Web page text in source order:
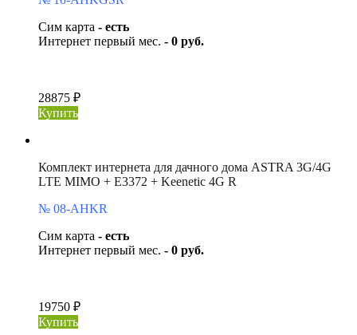
Сим карта - есть
Интернет первый мес. - 0 руб.
28875 ₽
Купить
Комплект интернета для дачного дома ASTRA 3G/4G
LTE MIMO + E3372 + Keenetic 4G R
№ 08-AHKR
Сим карта - есть
Интернет первый мес. - 0 руб.
19750 ₽
Купить